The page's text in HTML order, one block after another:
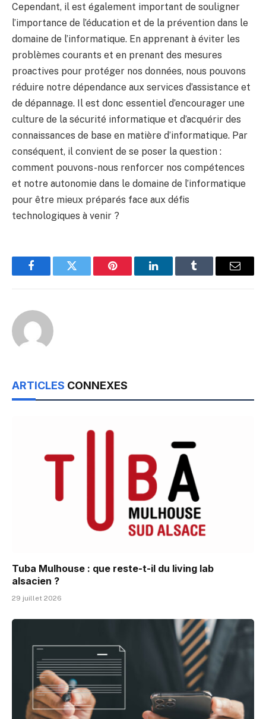
Cependant, il est également important de souligner
l’importance de l’éducation et de la prévention dans le
domaine de l’informatique. En apprenant à éviter les
problèmes courants et en prenant des mesures
proactives pour protéger nos données, nous pouvons
réduire notre dépendance aux services d’assistance et
de dépannage. Il est donc essentiel d’encourager une
culture de la sécurité informatique et d’acquérir des
connaissances de base en matière d’informatique. Par
conséquent, il convient de se poser la question :
comment pouvons-nous renforcer nos compétences
et notre autonomie dans le domaine de l’informatique
pour être mieux préparés face aux défis
technologiques à venir ?
FacebookTwitter Pinterest LinkedInTumblr Email
ARTICLES CONNEXES
Tuba Mulhouse : que reste-t-il du living lab
alsacien ?
29 juillet 2026